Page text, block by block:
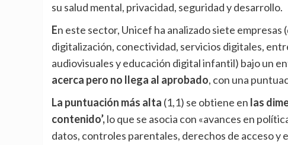
su salud mental, privacidad, seguridad y desarrollo.
En este sector, Unicef ha analizado siete empresas (que desarrollan su actividad en tecnología,
digitalización, conectividad, servicios digitales,
audiovisuales y educación digital infantil) bajo un
acerca pero no llega al aprobado, con una
La puntuación más alta (1,1) se obtiene en las
contenido’,lo que se asocia con «avances en
datos, controles parentales, derechos de acceso y